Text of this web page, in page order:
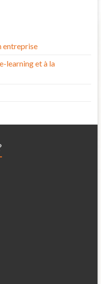
entreprise
learning et à la